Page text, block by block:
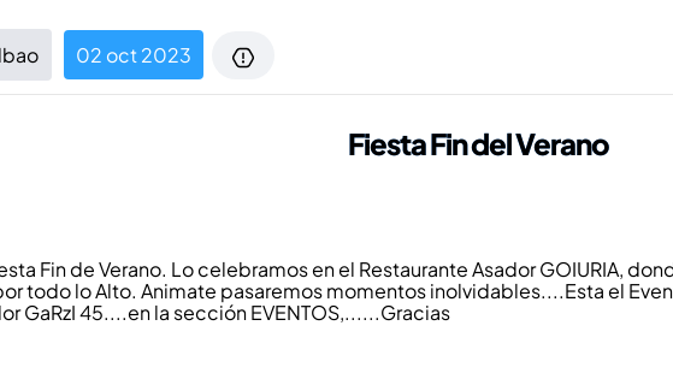
02 oct 2023
Fiesta Fin del Verano
Fin de Verano. Lo celebramos en el Restaurante Asador GOIURIA,
por todo lo Alto. Animate pasaremos momentos inolvidables....Esta el
GaRzI 45....en la sección EVENTOS,......Gracias